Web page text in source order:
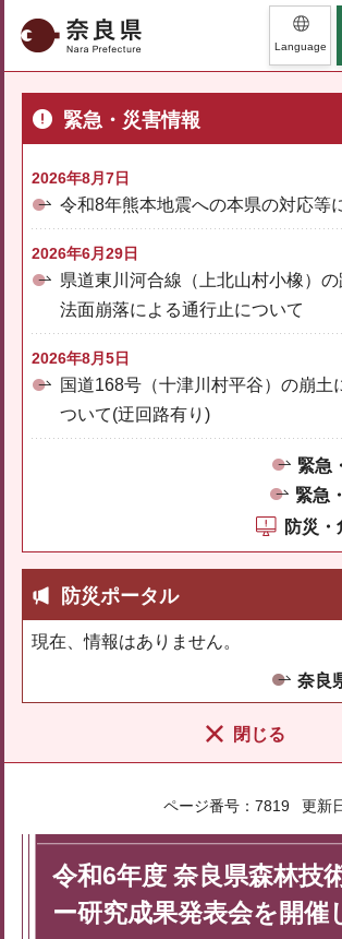
奈良県 Language
緊急・災害情報
2026年8月7日
令和8年熊本地震への本県の対応等
2026年6月29日
県道東川河合線（上北山村小橡）
法面崩落による通行止について
2026年8月5日
国道168号（十津川村平谷）の崩土
ついて(迂回路有り)
緊急
緊急
防災
防災ポータル
現在、情報はありません。
奈良
閉じる
ページ番号：7819 更新
令和6年度 奈良県森林技
ー研究成果発表会を開催